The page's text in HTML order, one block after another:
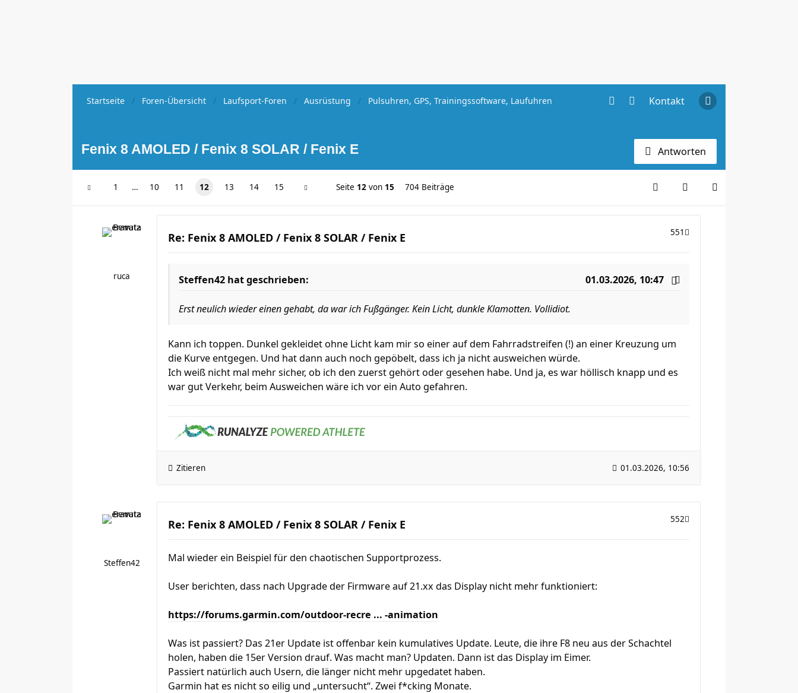
Kontakt
Startseite Foren-Übersicht Laufsport-Foren Ausrüstung Pulsuhren, GPS, Trainingssoftware, Laufuhren
Fenix 8 AMOLED / Fenix 8 SOLAR / Fenix E Antworten
1 … 10 11 12 13 14 15 Seite 12 von 15 704 Beiträge
ruca
Re: Fenix 8 AMOLED / Fenix 8 SOLAR / Fenix E 551
Steffen42 hat geschrieben: 01.03.2026, 10:47
Erst neulich wieder einen gehabt, da war ich Fußgänger. Kein Licht, dunkle Klamotten. Vollidiot.
Kann ich toppen. Dunkel gekleidet ohne Licht kam mir so einer auf dem Fahrradstreifen (!) an einer Kreuzung um
die Kurve entgegen. Und hat dann auch noch gepöbelt, dass ich ja nicht ausweichen würde.
Ich weiß nicht mal mehr sicher, ob ich den zuerst gehört oder gesehen habe. Und ja, es war höllisch knapp und es
war gut Verkehr, beim Ausweichen wäre ich vor ein Auto gefahren.
Zitieren 01.03.2026, 10:56
Steffen42
Re: Fenix 8 AMOLED / Fenix 8 SOLAR / Fenix E 552
Mal wieder ein Beispiel für den chaotischen Supportprozess.
User berichten, dass nach Upgrade der Firmware auf 21.xx das Display nicht mehr funktioniert:
https://forums.garmin.com/outdoor-recre ... -animation
Was ist passiert? Das 21er Update ist offenbar kein kumulatives Update. Leute, die ihre F8 neu aus der Schachtel
holen, haben die 15er Version drauf. Was macht man? Updaten. Dann ist das Display im Eimer.
Passiert natürlich auch Usern, die länger nicht mehr upgedatet haben.
Garmin hat es nicht so eilig und „untersucht“. Zwei f*cking Monate.